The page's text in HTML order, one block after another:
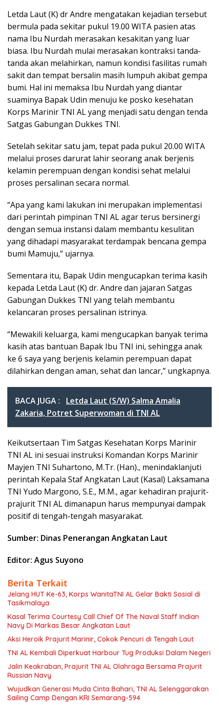
Letda Laut (K) dr Andre mengatakan kejadian tersebut
bermula pada sekitar pukul 19.00 WITA pasien atas
nama Ibu Nurdah merasakan kesakitan yang luar
biasa. Ibu Nurdah mulai merasakan kontraksi tanda-
tanda akan melahirkan, namun kondisi fasilitas rumah
sakit dan tempat bersalin masih lumpuh akibat gempa
bumi. Hal ini memaksa Ibu Nurdah yang diantar
suaminya Bapak Udin menuju ke posko kesehatan
Korps Marinir TNI AL yang menjadi satu dengan tenda
Satgas Gabungan Dukkes TNI.
Setelah sekitar satu jam, tepat pada pukul 20.00 WITA
melalui proses darurat lahir seorang anak berjenis
kelamin perempuan dengan kondisi sehat melalui
proses persalinan secara normal.
“Apa yang kami lakukan ini merupakan implementasi
dari perintah pimpinan TNI AL agar terus bersinergi
dengan semua instansi dalam membantu kesulitan
yang dihadapi masyarakat terdampak bencana gempa
bumi Mamuju,” ujarnya.
Sementara itu, Bapak Udin mengucapkan terima kasih
kepada Letda Laut (K) dr. Andre dan jajaran Satgas
Gabungan Dukkes TNI yang telah membantu
kelancaran proses persalinan istrinya.
“Mewakili keluarga, kami mengucapkan banyak terima
kasih atas bantuan Bapak Ibu TNI ini, sehingga anak
ke 6 saya yang berjenis kelamin perempuan dapat
dilahirkan dengan aman, sehat dan lancar,” ungkapnya.
BACA JUGA :
Letda Laut (S/W) Salma Amalia
Zakaria, Potret Superwoman di TNI AL
Keikutsertaan Tim Satgas Kesehatan Korps Marinir
TNI AL ini sesuai instruksi Komandan Korps Marinir
Mayjen TNI Suhartono, M.Tr. (Han)., menindaklanjuti
perintah Kepala Staf Angkatan Laut (Kasal) Laksamana
TNI Yudo Margono, S.E., M.M., agar kehadiran prajurit-
prajurit TNI AL dimanapun harus mempunyai dampak
positif di tengah-tengah masyarakat.
Sumber: Dinas Penerangan Angkatan Laut
Editor: Agus Suyono
Berita Terkait
Jelang HUT Ke-63, Korps WanitaTNI AL Gelar Bakti Sosial di
Tasikmalaya
Kasal Terima Courtesy Call Chief Of The Naval Staff Indian
Navy Di Markas Besar Angkatan Laut
Aksi Heroik Prajurit Marinir, Cokok Pencuri di Tengah Laut
TNI AL Kembali Diperkuat Harbour Tug Produksi Dalam Negeri
Jalin Keakraban, Prajurit TNI AL Olahraga Bersama Prajurit
Russian Navy
Wujudkan Generasi Muda Cinta Bahari, TNI AL Selenggarakan
Sailing Camp Dengan KRI Semarang-594